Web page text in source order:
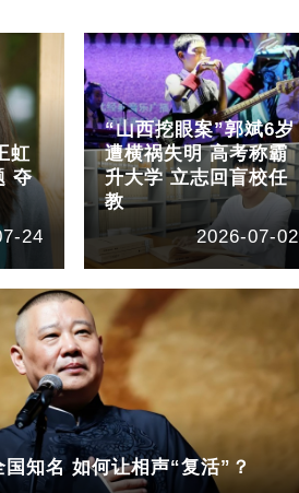
虹
夺
24
“山西挖眼案”郭斌6岁
遭横祸失明 高考称霸
升大学 立志回盲校任
教
2026-07-02
知名 如何让相声“复活”？